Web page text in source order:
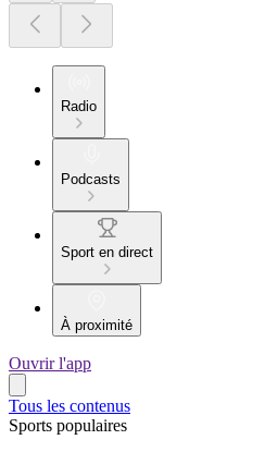
Radio
Podcasts
Sport en direct
À proximité
Ouvrir l'app
Tous les contenus
Sports populaires